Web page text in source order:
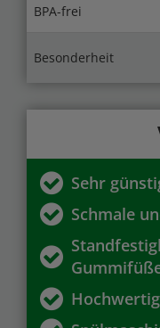
BPA-frei
Besonderheit
Sehr
Schmale